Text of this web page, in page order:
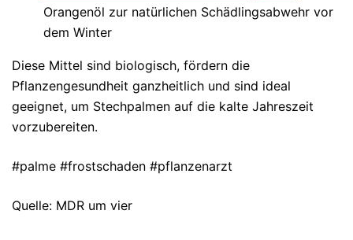
Orangenöl zur natürlichen Schädlingsabwehr vor
dem Winter
Diese Mittel sind biologisch, fördern die
Pflanzengesundheit ganzheitlich und sind ideal
geeignet, um Stechpalmen auf die kalte Jahreszeit
vorzubereiten.
#palme #frostschaden #pflanzenarzt
Quelle: MDR um vier